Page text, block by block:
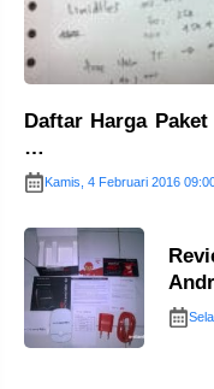
Daftar Harga
…
Kamis, 4 Februari 2016